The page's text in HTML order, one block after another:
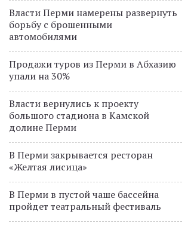
Власти Перми намерены развернуть
борьбу с брошенными
автомобилями
Продажи туров из Перми в Абхазию
упали на 30%
Власти вернулись к проекту
большого стадиона в Камской
долине Перми
В Перми закрывается ресторан
«Желтая лисица»
В Перми в пустой чаше бассейна
пройдет театральный фестиваль